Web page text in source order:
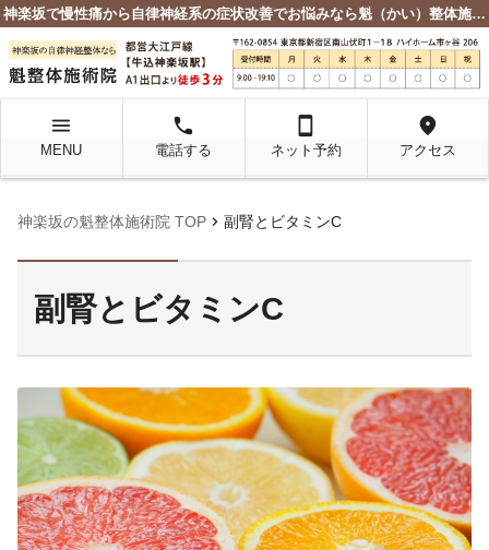
神楽坂で慢性痛から自律神経系の症状改善でお悩みなら魁（かい）整体施術院
menu
MENU
local_phone
電話する
smartphone
ネット予約
location_on
アクセス
神楽坂の魁整体施術院 TOP chevron_right 副腎とビタミンC
副腎とビタミンC